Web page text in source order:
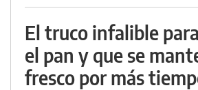
El truco infalible
el pan y que se
fresco por más